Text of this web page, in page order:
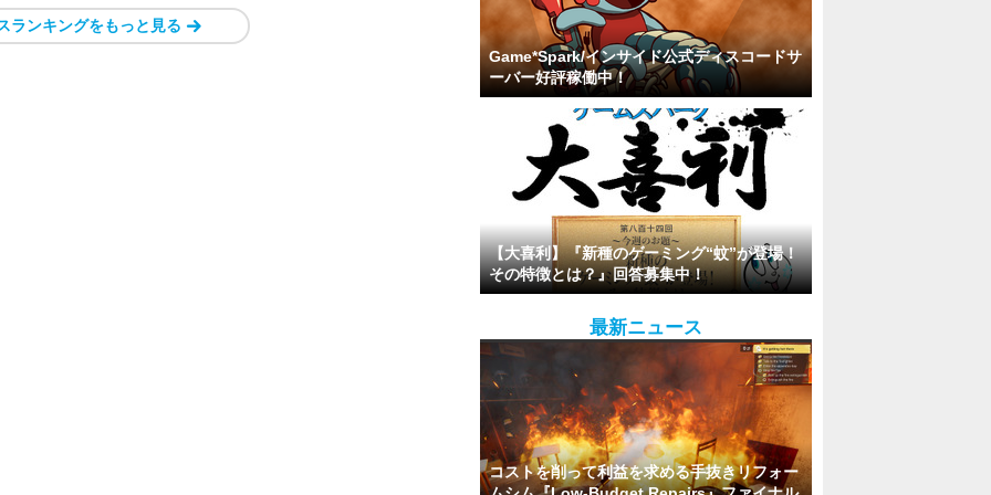
ランキングをもっと見る
Game*Spark/インサイド公式ディスコードサ
ーバー好評稼働中！
【大喜利】『新種のゲーミング“蚊”が登場！
その特徴とは？』回答募集中！
最新ニュース
コストを削って利益を求める手抜きリフォー